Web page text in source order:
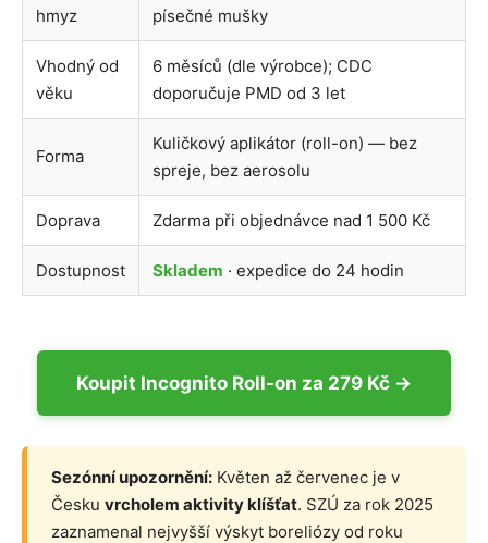
hmyz
písečné mušky
Vhodný od
věku
6 měsíců (dle výrobce); CDC
doporučuje PMD od 3 let
Forma
Kuličkový aplikátor (roll-on) — bez
spreje, bez aerosolu
Doprava Zdarma při objednávce nad 1 500 Kč
Dostupnost Skladem · expedice do 24 hodin
Koupit Incognito Roll-on za 279 Kč →
Sezónní upozornění: Květen až červenec je v
Česku vrcholem aktivity klíšťat. SZÚ za rok 2025
zaznamenal nejvyšší výskyt boreliózy od roku